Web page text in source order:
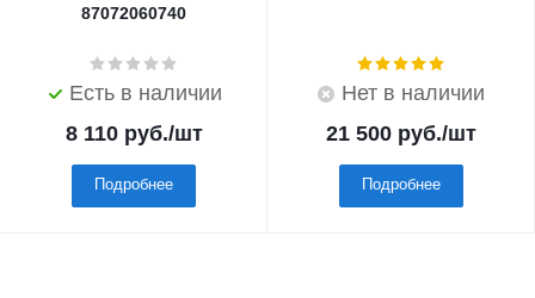
87072060740
Есть в наличии
8 110руб./шт
Подробнее
Нет в наличии
21 500 руб./шт
Подробнее